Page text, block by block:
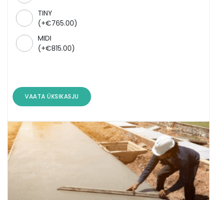
TINY
(+€765.00)
MIDI
(+€815.00)
VAATA ÜKSIKASJU